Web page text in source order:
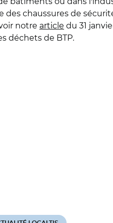
des chaussures de
notre article du 31
déchets de BTP.